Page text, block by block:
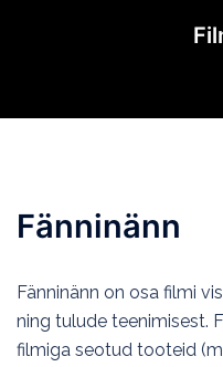
Fänninänn
Fänninänn on osa filmi
ning tulude teenimisest.
filmiga seotud tooteid